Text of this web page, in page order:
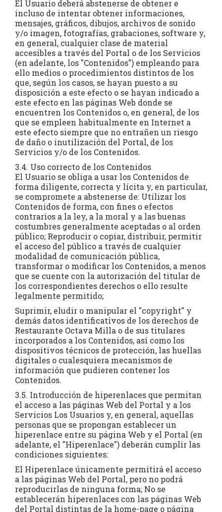
El Usuario deberá abstenerse de obtener e
incluso de intentar obtener informaciones,
mensajes, gráficos, dibujos, archivos de sonido
y/o imagen, fotografías, grabaciones, software y,
en general, cualquier clase de material
accesibles a través del Portal o de los Servicios
(en adelante, los "Contenidos") empleando para
ello medios o procedimientos distintos de los
que, según los casos, se hayan puesto a su
disposición a este efecto o se hayan indicado a
este efecto en las páginas Web donde se
encuentren los Contenidos o, en general, de los
que se empleen habitualmente en Internet a
este efecto siempre que no entrañen un riesgo
de daño o inutilización del Portal, de los
Servicios y/o de los Contenidos.
3.4. Uso correcto de los Contenidos
El Usuario se obliga a usar los Contenidos de
forma diligente, correcta y lícita y, en particular,
se compromete a abstenerse de: Utilizar los
Contenidos de forma, con fines o efectos
contrarios a la ley, a la moral y a las buenas
costumbres generalmente aceptadas o al orden
público; Reproducir o copiar, distribuir, permitir
el acceso del público a través de cualquier
modalidad de comunicación pública,
transformar o modificar los Contenidos, a menos
que se cuente con la autorización del titular de
los correspondientes derechos o ello resulte
legalmente permitido;
Suprimir, eludir o manipular el "copyright" y
demás datos identificativos de los derechos de
Restaurante Octava Milla o de sus titulares
incorporados a los Contenidos, así como los
dispositivos técnicos de protección, las huellas
digitales o cualesquiera mecanismos de
información que pudieren contener los
Contenidos.
3.5. Introducción de hiperenlaces que permitan
el acceso a las páginas Web del Portal y a los
Servicios Los Usuarios y, en general, aquellas
personas que se propongan establecer un
hiperenlace entre su página Web y el Portal (en
adelante, el "Hiperenlace") deberán cumplir las
condiciones siguientes:
El Hiperenlace únicamente permitirá el acceso
a las páginas Web del Portal, pero no podrá
reproducirlas de ninguna forma; No se
establecerán hiperenlaces con las páginas Web
del Portal distintas de la home-page o página